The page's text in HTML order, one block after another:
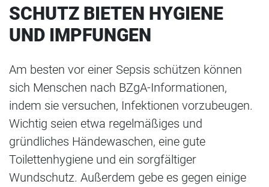
SCHUTZ BIETEN HYGIENE
UND IMPFUNGEN
Am besten vor einer Sepsis schützen können
sich Menschen nach BZgA-Informationen,
indem sie versuchen, Infektionen vorzubeugen.
Wichtig seien etwa regelmäßiges und
gründliches Händewaschen, eine gute
Toilettenhygiene und ein sorgfältiger
Wundschutz. Außerdem gebe es gegen einige